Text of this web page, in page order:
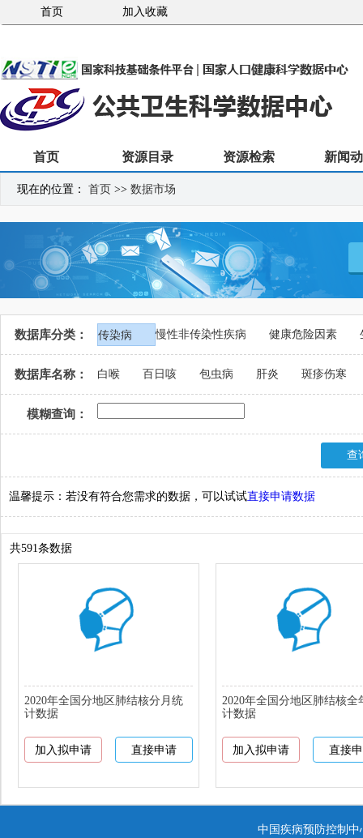
首页 加入收藏
首页 资源目录 资源检索 新闻
现在的位置： 首页 >> 数据市场
数据库分类： 传染病 慢性非传染性疾病 健康危险因素
数据库名称： 白喉 百日咳 包虫病 肝炎 斑疹伤寒
模糊查询：
温馨提示：若没有符合您需求的数据，可以试试直接申请数据
共591条数据
2020年全国分地区肺结核分月统
计数据
2020年全国分地区肺结核全
计数据
中国疾病预防控制